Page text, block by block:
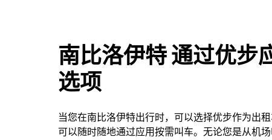
南比洛伊特 通过优步
选项
当您在南比洛伊特出行时，可以选择优步作为出
可以随时随地通过应用按需叫车。无论您是从机